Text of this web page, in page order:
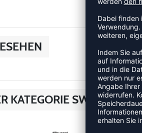
KATEGORIE SWEATS /